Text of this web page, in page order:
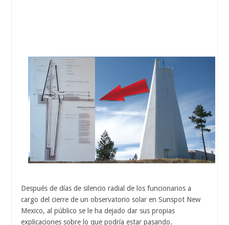
Después de días de silencio radial de los funcionarios a
cargo del cierre de un observatorio solar en Sunspot New
Mexico, al público se le ha dejado dar sus propias
explicaciones sobre lo que podría estar pasando.